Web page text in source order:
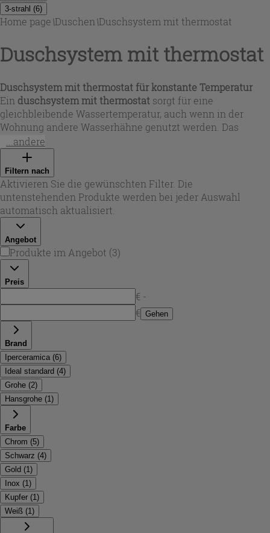
3-strahl (6)
Home page\Duschen \Duschsystem mit thermostat
Duschsystem mit thermostat
Duschsystem mit thermostat für konstante Temperatur
Ein duschsystem mit thermostat sorgt für eine
gleichbleibende Wassertemperatur, auch wenn in der
Wohnung andere Wasserhähne genutzt werden. Das
erhöht den Komfort und reduziert das Risiko plötzlicher
Temperaturschwankungen – viele Lösungen bieten zudem
eine Sicherheitsbegrenzung bei 40 °C. In dieser Auswahl
von Iperceramica finden Sie Duschsäulen mit
Thermostatmischer für die Wandmontage, ausgelegt für
tägliche Nutzung und eine präzise Steuerung von
Wasserfluss und Temperatur.
...andere
Filtern nach
Aktivieren Sie die gewünschten Filter. Die
untenstehenden Produkte werden bei jeder Auswahl
automatisch aktualisiert.
Angebot
Produkte im Angebot (3)
Preis
€ -
€ Gehen
Brand
Iperceramica (6)
Ideal standard (4)
Grohe (2)
Hansgrohe (1 )
Farbe
Chrom (5)
Schwarz (4)
Gold (1 )
Inox (1 )
Kupfer (1 )
Weiß (1 )